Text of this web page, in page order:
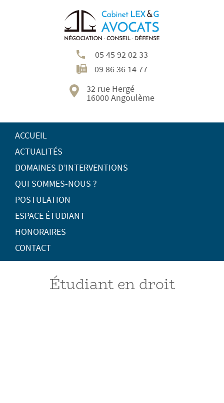
05 45 92 02 33
09 86 36 14 77
32 rue Hergé
16000 Angoulème
ACCUEIL
ACTUALITÉS
DOMAINES D’INTERVENTIONS
QUI SOMMES-NOUS ?
POSTULATION
ESPACE ÉTUDIANT
HONORAIRES
CONTACT
Étudiant en droit